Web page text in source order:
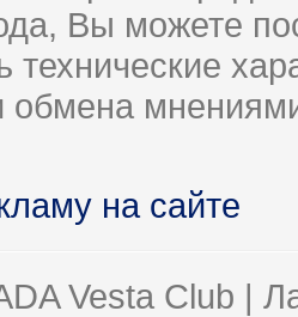
Вы можете
технические
на сайте
Vesta Club |